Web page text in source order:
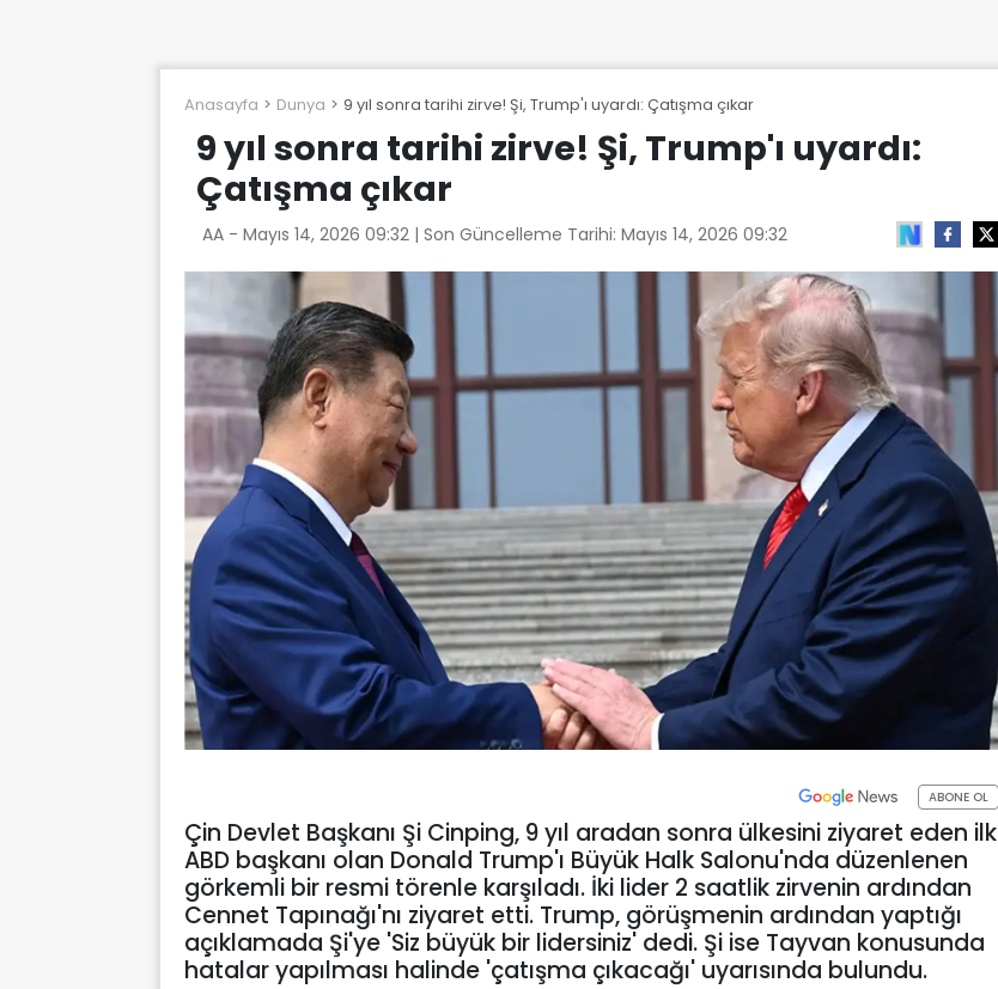
Anasayfa Dunya 9 yıl sonra tarihi zirve! Şi, Trump'ı uyardı: Çatışma çıkar
9 yıl sonra tarihi zirve! Şi, Trump'ı uyardı:
Çatışma çıkar
AA - Mayıs 14, 2026 09:32 | Son Güncelleme Tarihi: Mayıs 14, 2026 09:32
ABONE OL
Çin Devlet Başkanı Şi Cinping, 9 yıl aradan sonra ülkesini ziyaret eden ilk
ABD başkanı olan Donald Trump'ı Büyük Halk Salonu'nda düzenlenen
görkemli bir resmi törenle karşıladı. İki lider 2 saatlik zirvenin ardından
Cennet Tapınağı'nı ziyaret etti. Trump, görüşmenin ardından yaptığı
açıklamada Şi'ye 'Siz büyük bir lidersiniz' dedi. Şi ise Tayvan konusunda
hatalar yapılması halinde 'çatışma çıkacağı' uyarısında bulundu.